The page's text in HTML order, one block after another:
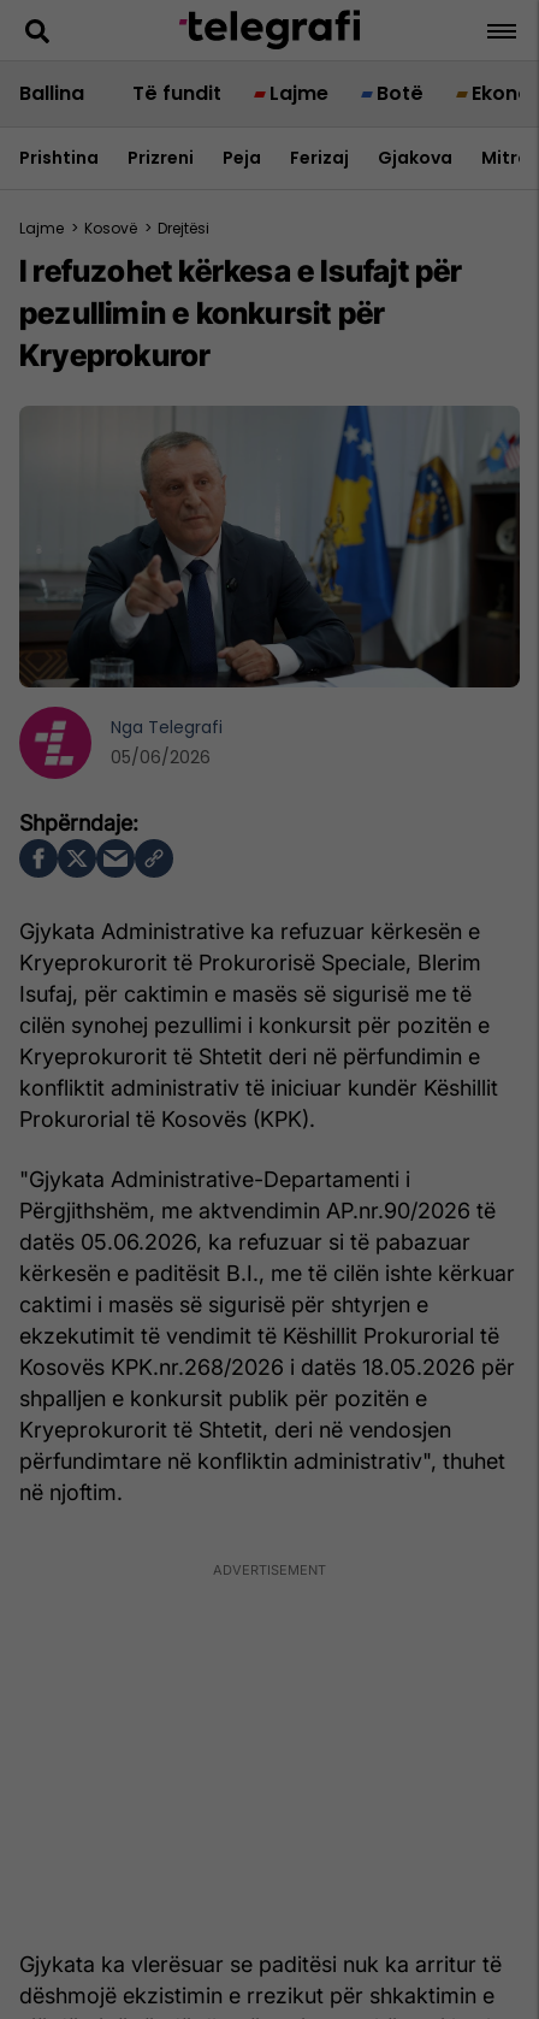
Ballina Të fundit Lajme Botë
Prishtina Prizreni Peja Ferizaj Gjakova
Lajme > Kosovë > Drejtësi
I refuzohet kërkesa e Isufajt për
pezullimin e konkursit për
Kryeprokuror
Gjykata Administrative ka refuzuar kërkesën e
Kryeprokurorit të Prokurorisë Speciale, Blerim
Isufaj, për caktimin e masës së sigurisë me të
cilën synohej pezullimi i konkursit për pozitën e
Kryeprokurorit të Shtetit deri në përfundimin e
konfliktit administrativ të iniciuar kundër Këshillit
Prokurorial të Kosovës (KPK).
"Gjykata Administrative-Departamenti i
Përgjithshëm, me aktvendimin AP.nr.90/2026 të
datës 05.06.2026, ka refuzuar si të pabazuar
kërkesën e paditësit B.I., me të cilën ishte kërkuar
caktimi i masës së sigurisë për shtyrjen e
ekzekutimit të vendimit të Këshillit Prokurorial të
Kosovës KPK.nr.268/2026 i datës 18.05.2026 për
shpalljen e konkursit publik për pozitën e
Kryeprokurorit të Shtetit, deri në vendosjen
përfundimtare në konfliktin administrativ", thuhet
në njoftim.
Gjykata ka vlerësuar se paditësi nuk ka arritur të
dëshmojë ekzistimin e rrezikut për shkaktimin e
Nga Telegrafi
05/06/2026